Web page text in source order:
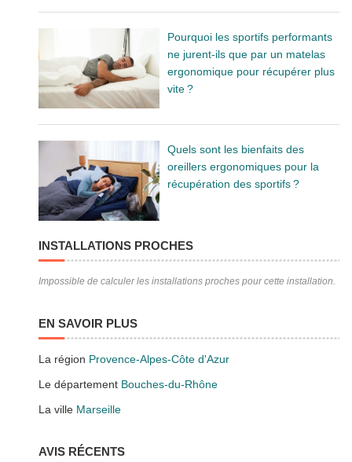
Pourquoi les sportifs performants
ne jurent-ils que par un matelas
ergonomique pour récupérer plus
vite ?
Quels sont les bienfaits des
oreillers ergonomiques pour la
récupération des sportifs ?
INSTALLATIONS PROCHES
Impossible de calculer les installations proches pour cette installation.
EN SAVOIR PLUS
La région Provence-Alpes-Côte d'Azur
Le département Bouches-du-Rhône
La ville Marseille
AVIS RÉCENTS